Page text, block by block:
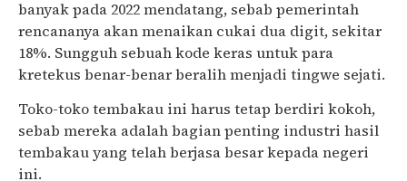
banyak pada 2022 mendatang, sebab pemerintah
rencananya akan menaikan cukai dua digit, sekitar
18%. Sungguh sebuah kode keras untuk para
kretekus benar-benar beralih menjadi tingwe sejati.
Toko-toko tembakau ini harus tetap berdiri kokoh,
sebab mereka adalah bagian penting industri hasil
tembakau yang telah berjasa besar kepada negeri
ini.